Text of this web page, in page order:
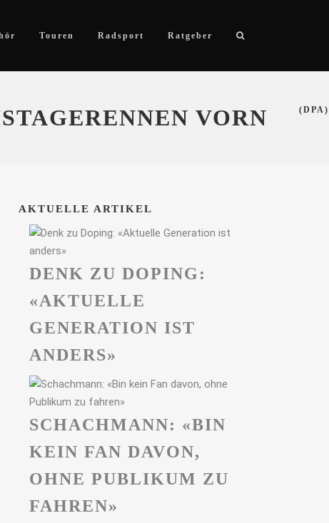
Touren Radsport Ratgeber
VORN (DPA)
AKTUELLE ARTIKEL
DENK ZU DOPING:
«AKTUELLE
GENERATION IST
ANDERS»
SCHACHMANN: «BIN
KEIN FAN DAVON,
OHNE PUBLIKUM ZU
FAHREN»